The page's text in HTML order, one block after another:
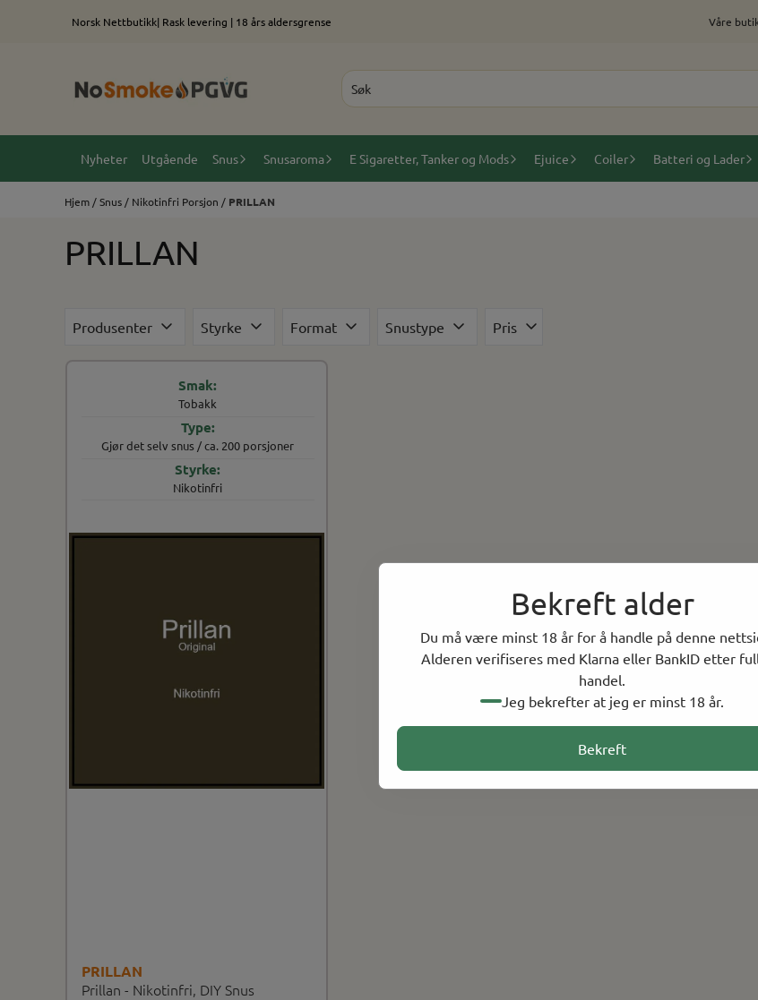
Bekreft alder
Du må være minst 18 år for å handle på denne
Alderen verifiseres med Klarna eller BankID etter
handel.
Jeg bekrefter at jeg er minst 18 år.
Bekreft
Hopp til innholdNorsk Nettbutikk| Rask levering | 18 års aldersgrense Våre
Nyheter Utgående Snus Snusaroma E Sigaretter, Tanker og Mods Ejuice Coiler Batteri og Lader
Hjem /Snus / Nikotinfri Porsjon / PRILLAN
PRILLAN
Produsenter Styrke Format Snustype Pris
PRILLAN
Prillan - Nikotinfri, DIY Snus
Tobakk
Gjør det selv snus / ca. 200 porsjoner
Nikotinfri